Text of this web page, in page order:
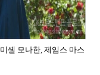
미셸 모나한, 제임스 마스